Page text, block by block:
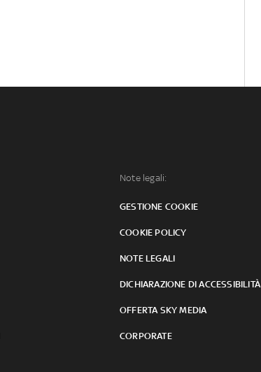
Note legali:
GESTIONE COOKIE
COOKIE POLICY
NOTE LEGALI
DICHIARAZIONE DI ACCESSIBILITÀ
OFFERTA SKY MEDIA
CORPORATE